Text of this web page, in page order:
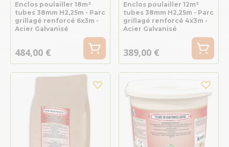
Enclos poulailler 18m²
tubes 38mm H2,25m - Parc
grillagé renforcé 6x3m -
Acier Galvanisé
484,00 €
Enclos poulailler 12m²
tubes 38mm H2,25m - Parc
grillagé renforcé 4x3m -
Acier Galvanisé
389,00 €